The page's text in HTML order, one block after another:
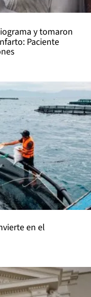
y tomaron
Paciente
en el